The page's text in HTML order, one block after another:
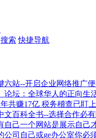
搜索 快捷导航